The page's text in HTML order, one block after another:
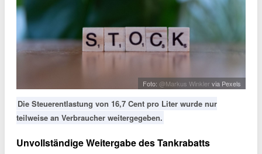
Foto: @Markus Winklervia Pexels
Die Steuerentlastung von 16,7 Cent pro Liter wurde nur
teilweise an Verbraucher weitergegeben.
Unvollständige Weitergabe des Tankrabatts